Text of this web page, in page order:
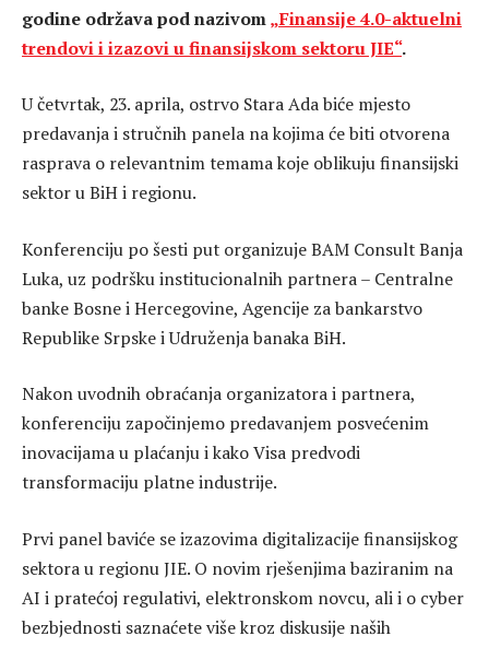
godine održava pod nazivom„Finansije 4.0-aktuelni
trendovi i izazovi u finansijskom sektoru JIE“.
U četvrtak, 23. aprila, ostrvo Stara Ada biće mjesto
predavanja i stručnih panela na kojima će biti otvorena
rasprava o relevantnim temama koje oblikuju finansijski
sektor u BiH i regionu.
Konferenciju po šesti put organizuje BAM Consult Banja
Luka, uz podršku institucionalnih partnera – Centralne
banke Bosne i Hercegovine, Agencije za bankarstvo
Republike Srpske i Udruženja banaka BiH.
Nakon uvodnih obraćanja organizatora i partnera,
konferenciju započinjemo predavanjem posvećenim
inovacijama u plaćanju i kako Visa predvodi
transformaciju platne industrije.
Prvi panel baviće se izazovima digitalizacije finansijskog
sektora u regionu JIE. O novim rješenjima baziranim na
AI i pratećoj regulativi, elektronskom novcu, ali i o cyber
bezbjednosti saznaćete više kroz diskusije naših